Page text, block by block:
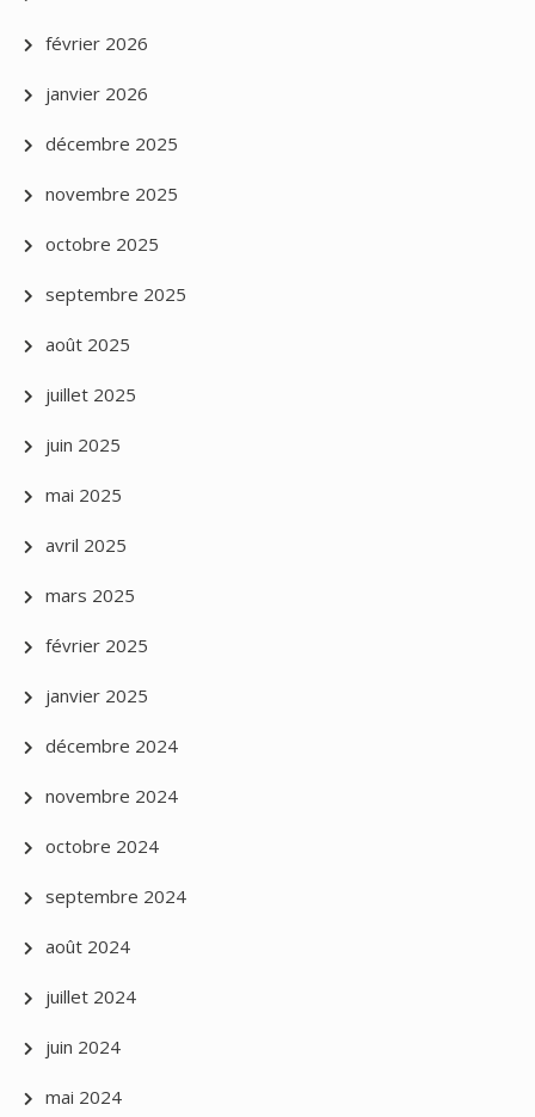
février 2026
janvier 2026
décembre 2025
novembre 2025
octobre 2025
septembre 2025
août 2025
juillet 2025
juin 2025
mai 2025
avril 2025
mars 2025
février 2025
janvier 2025
décembre 2024
novembre 2024
octobre 2024
septembre 2024
août 2024
juillet 2024
juin 2024
mai 2024